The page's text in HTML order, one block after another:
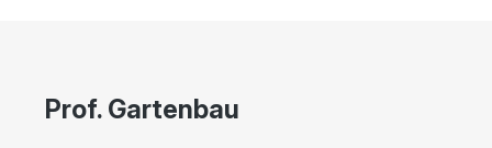
Prof. Gartenbau